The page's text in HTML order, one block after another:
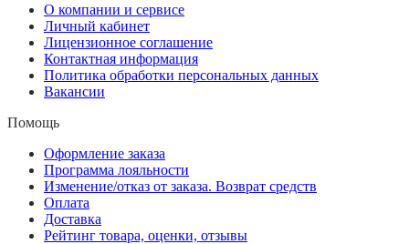
О компании и сервисе
Личный кабинет
Лицензионное соглашение
Контактная информация
Политика обработки персональных данных
Вакансии
Помощь
Оформление заказа
Программа лояльности
Изменение/отказ от заказа. Возврат средств
Оплата
Доставка
Рейтинг товара, оценки, отзывы